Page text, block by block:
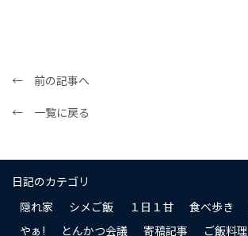
← 前の記事へ
← 一覧に戻る
日記のカテゴリ
隠れ家
シメご飯 １日１甘 食べ歩き
やぁ!
とんかつ会議 寄稿記事 ご飯料理